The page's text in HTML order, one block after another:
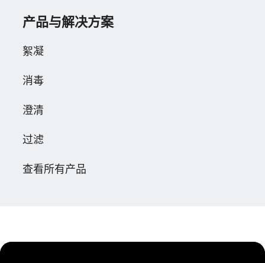
产品与解决方案
絮凝
消毒
澄清
过滤
查看所有产品